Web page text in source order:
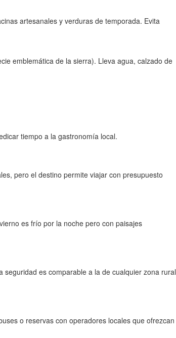
artesanales y verduras de temporada. Evita
emblemática de la sierra). Lleva agua, calzado de
tiempo a la gastronomía local.
pero el destino permite viajar con presupuesto
es frío por la noche pero con paisajes
es comparable a la de cualquier zona rural
o reservas con operadores locales que ofrezcan